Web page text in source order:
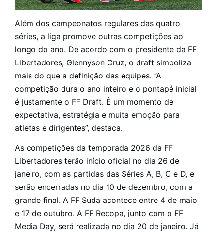
Além dos campeonatos regulares das quatro
séries, a liga promove outras competições ao
longo do ano. De acordo com o presidente da FF
Libertadores, Glennyson Cruz, o draft simboliza
mais do que a definição das equipes. “A
competição dura o ano inteiro e o pontapé inicial
é justamente o FF Draft. É um momento de
expectativa, estratégia e muita emoção para
atletas e dirigentes”, destaca.
As competições da temporada 2026 da FF
Libertadores terão início oficial no dia 26 de
janeiro, com as partidas das Séries A, B, C e D, e
serão encerradas no dia 10 de dezembro, com a
grande final. A FF Suda acontece entre 4 de maio
e 17 de outubro. A FF Recopa, junto com o FF
Media Day, será realizada no dia 20 de janeiro. Já